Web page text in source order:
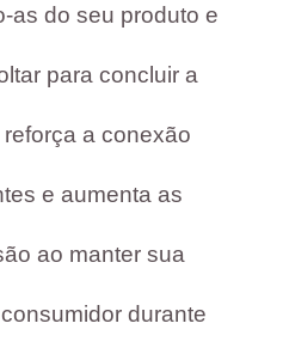
as do seu produto e
para concluir a
a conexão
e aumenta as
ao manter sua
durante